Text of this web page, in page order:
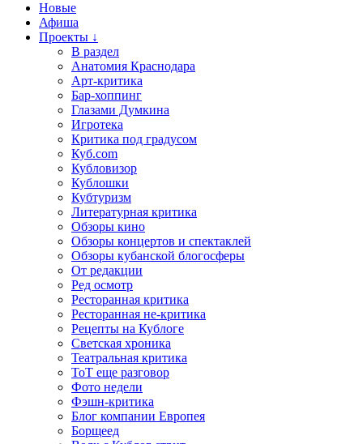
Новые
Афиша
Проекты ↓
В раздел
Анатомия Краснодара
Арт-критика
Бар-хоппинг
Глазами Думкина
Игротека
Критика под градусом
Куб.com
Кубловизор
Кублошки
Кубтуризм
Литературная критика
Обзоры кино
Обзоры концертов и спектаклей
Обзоры кубанской блогосферы
От редакции
Ред осмотр
Ресторанная критика
Ресторанная не-критика
Рецепты на Кублоге
Светская хроника
Театральная критика
ТоТ еще разговор
Фото недели
Фэшн-критика
Блог компании Европея
Борщеед